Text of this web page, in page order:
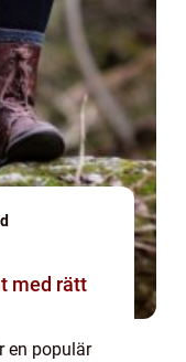
med rätt
en populär